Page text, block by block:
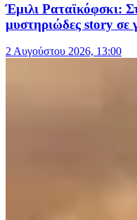
Έμιλι Ραταϊκόφσκι:
μυστηριώδες story σε
2 Αυγούστου 2026, 13:00